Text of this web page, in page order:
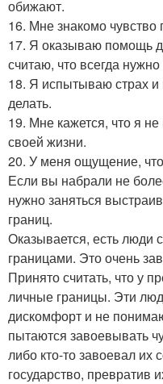
обижают.
16. Мне знакомо чувство
17. Я оказываю помощь
считаю, что всегда
18. Я испытываю страх
делать.
19. Мне кажется, что я
своей жизни.
20. У меня ощущение,
Если вы набрали не
нужно заняться
границ.
Оказывается, есть люди
границами. Это очень
Принято считать, что у
личные границы. Эти
дискомфорт и не
пытаются завоевывать
либо кто-то завоевал их
государство, превратив